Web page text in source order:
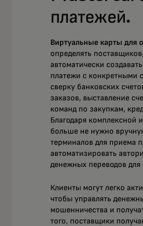
платежей.
Виртуальные карты для
определять
автоматически
платежи с конкретными
сверку банковских
заказов, выставление
команд по закупкам,
Благодаря комплексной
больше не нужно
терминалов для приема
автоматизировать
денежных переводов
Клиенты могут легко
чтобы управлять
мошенничества и
того, поставщики